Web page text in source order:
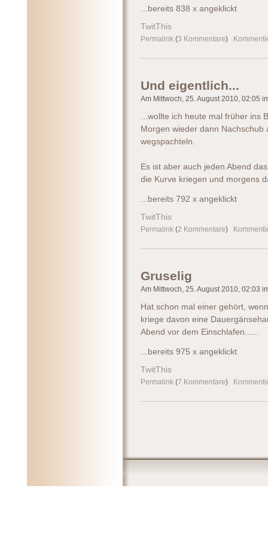
...bereits 838 x angeklickt
TwitThis
Permalink (3 Kommentare)
Und eigentlich...
Am Mittwoch, 25. August 2010, 02:05
...wollte ich heute mal früher ins
Morgen wieder dann
wegspachteln.
Es ist aber auch jeden Abend
die Kurve kriegen und morgens
...bereits 792 x angeklickt
TwitThis
Permalink (2 Kommentare)
Gruselig
Am Mittwoch, 25. August 2010, 02:03
Hat schon mal einer gehört,
kriege davon eine
Abend vor dem Einschlafen......
...bereits 975 x angeklickt
TwitThis
Permalink (7 Kommentare)